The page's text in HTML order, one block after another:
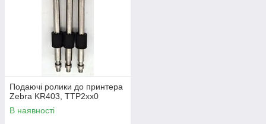
Подаючі ролики до принтера
Zebra KR403, TTP2xx0
В наявності